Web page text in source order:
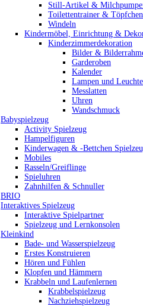
Still-Artikel &
Toilettentrainer & Töpfchen
Windeln
Kindermöbel, Einrichtung &
Kinderzimmerdekoration
Bilder &
Garderoben
Kalender
Lampen und
Messlatten
Uhren
Wandschmuck
Babyspielzeug
Activity Spielzeug
Hampelfiguren
Kinderwagen & -Bettchen
Mobiles
Rasseln/Greiflinge
Spieluhren
Zahnhilfen & Schnuller
BRIO
Interaktives Spielzeug
Interaktive Spielpartner
Spielzeug und Lernkonsolen
Kleinkind
Bade- und Wasserspielzeug
Erstes Konstruieren
Hören und Fühlen
Klopfen und Hämmern
Krabbeln und Laufenlernen
Krabbelspielzeug
Nachziehspielzeug